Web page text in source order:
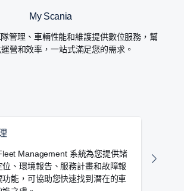
My Scania
管理、車輛性能和維護提供數位服務，幫
營和效率，一站式滿足您的需求。
Management 系統為您提供諸
位、環境報告、服務計畫和故障報
功能，可協助您快速找到潛在的車